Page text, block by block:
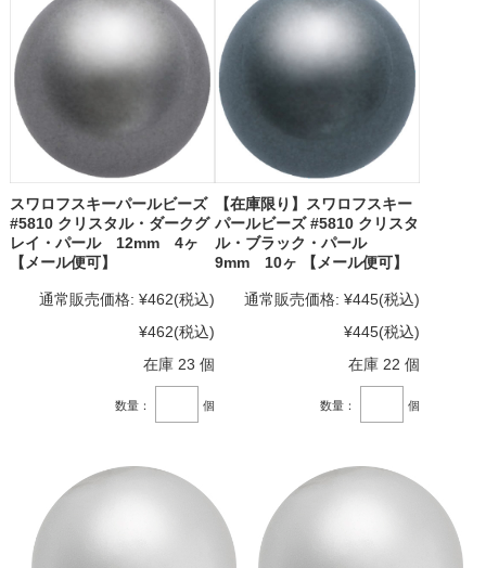
スワロフスキーパールビーズ
#5810 クリスタル・ダークグ
レイ・パール 12mm 4ヶ
【メール便可】
通常販売価格: ¥462(税込)
¥462(税込)
在庫 23 個
数量： 個
【在庫限り】スワロフスキー
パールビーズ #5810 クリスタ
ル・ブラック・パール
9mm 10ヶ 【メール便可】
通常販売価格: ¥445(税込)
¥445(税込)
在庫 22 個
数量： 個